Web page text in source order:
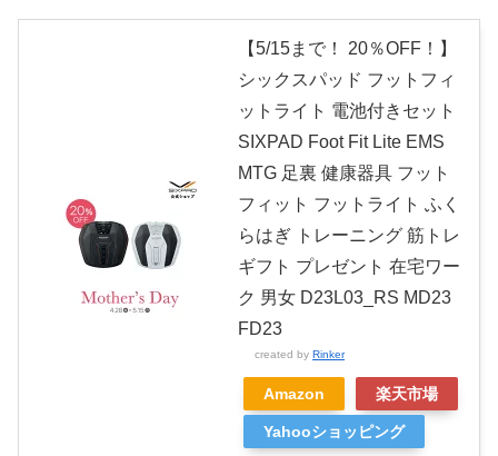
【5/15まで！ 20％OFF！】
シックスパッド フットフィ
ットライト 電池付きセット
SIXPAD Foot Fit Lite EMS
MTG 足裏 健康器具 フット
フィット フットライト ふく
らはぎ トレーニング 筋トレ
ギフト プレゼント 在宅ワー
ク 男女 D23L03_RS MD23
FD23
created by Rinker
Amazon 楽天市場
Yahooショッピング